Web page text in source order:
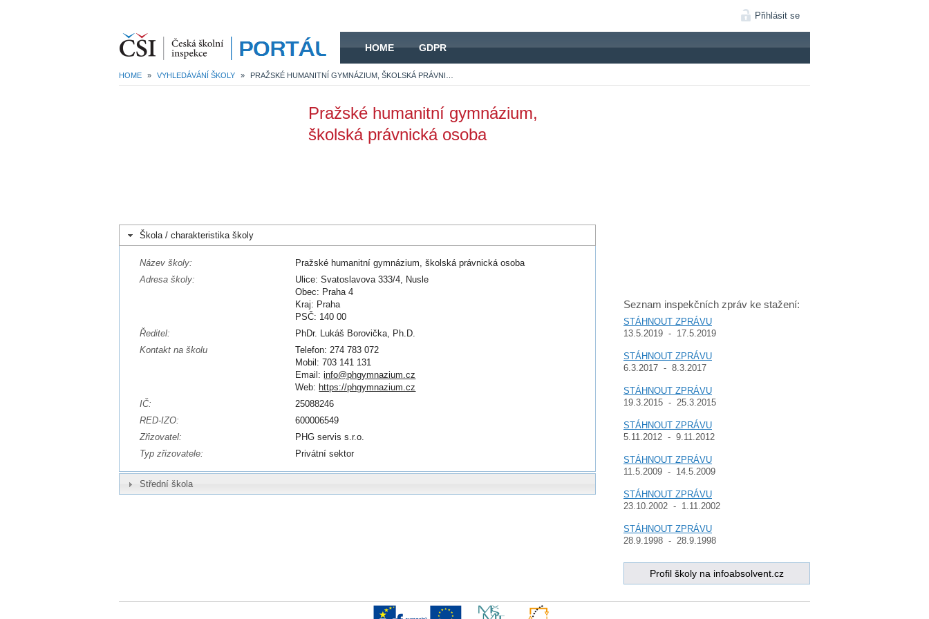
Přihlásit se
HOME GDPR
HOME » VYHLEDÁVÁNÍ ŠKOLY »
Seznam inspekčních zpráv ke stažení:
STÁHNOUT ZPRÁVU
13.5.2019 - 17.5.2019
STÁHNOUT ZPRÁVU
6.3.2017 - 8.3.2017
STÁHNOUT ZPRÁVU
19.3.2015 - 25.3.2015
STÁHNOUT ZPRÁVU
5.11.2012 - 9.11.2012
STÁHNOUT ZPRÁVU
11.5.2009 - 14.5.2009
STÁHNOUT ZPRÁVU
23.10.2002 - 1.11.2002
STÁHNOUT ZPRÁVU
28.9.1998 - 28.9.1998
Profil školy na infoabsolvent.cz
Pražské humanitní gymnázium,
školská právnická osoba
Škola / charakteristika školy
Název školy:
Pražské humanitní gymnázium, školská právnická osoba
Adresa školy:
Ulice: Svatoslavova 333/4, Nusle
Obec: Praha 4
Kraj: Praha
PSČ: 140 00
Ředitel:
PhDr. Lukáš Borovička, Ph.D.
Kontakt na školu
Telefon: 274 783 072
Mobil: 703 141 131
Email:info@phgymnazium.cz
Web: https://phgymnazium.cz
IČ:
25088246
RED-IZO:
600006549
Zřizovatel:
PHG servis s.r.o.
Typ zřizovatele:
Privátní sektor
Střední škola